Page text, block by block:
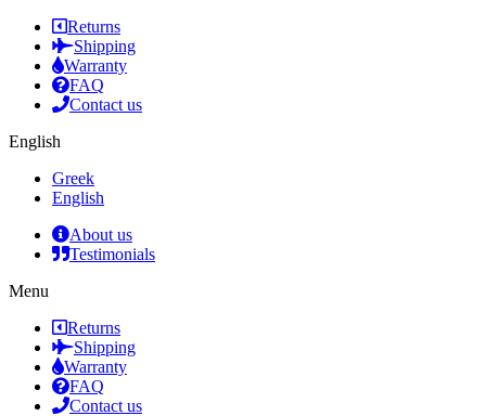
Returns
Shipping
Warranty
FAQ
Contact us
English
Greek
English
About us
Testimonials
Menu
Returns
Shipping
Warranty
FAQ
Contact us